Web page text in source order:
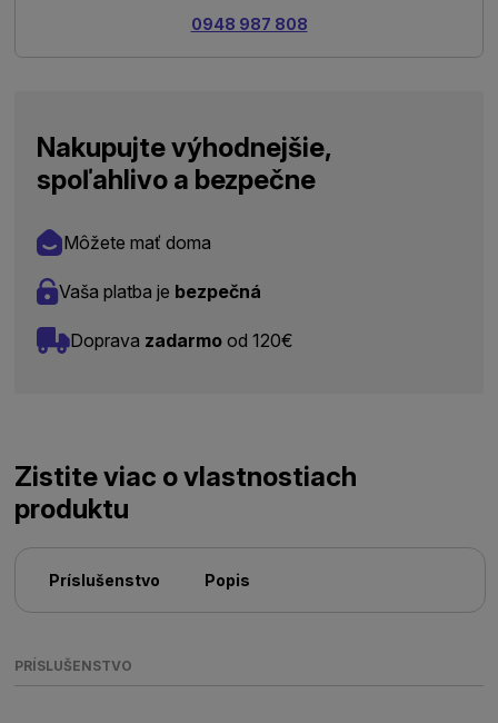
0948 987 808
Nakupujte výhodnejšie,
spoľahlivo a bezpečne
Môžete mať doma
Vaša platba je bezpečná
Doprava zadarmo od 120€
Zistite viac o vlastnostiach
produktu
Príslušenstvo Popis
PRÍSLUŠENSTVO